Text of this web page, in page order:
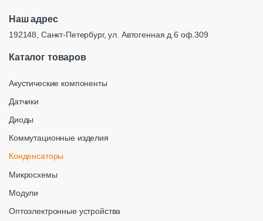
Наш адрес
192148, Санкт-Петербург, ул. Автогенная д.6 оф.309
Каталог товаров
Акустические компоненты
Датчики
Диоды
Коммутационные изделия
Конденсаторы
Микросхемы
Модули
Оптоэлектронные устройства